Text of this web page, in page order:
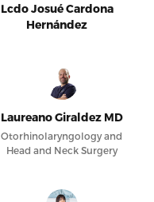
Lcdo Josué Cardona
Hernández
Laureano Giraldez MD
Otorhinolaryngology and
Head and Neck Surgery